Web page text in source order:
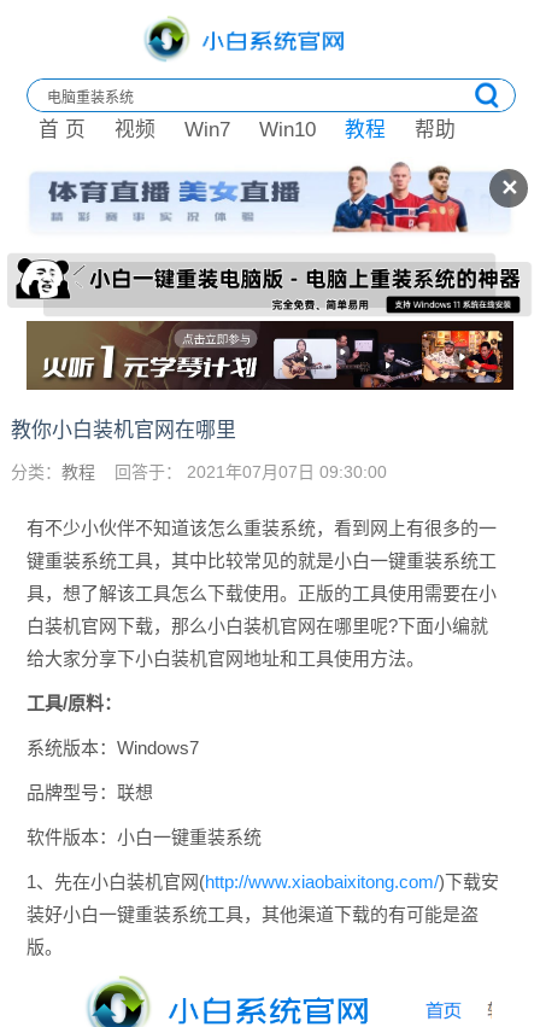
✕
首 页 视频 Win7 Win10 教程 帮助
教你小白装机官网在哪里
分类： 教程 回答于： 2021年07月07日 09:30:00
有不少小伙伴不知道该怎么重装系统，看到网上有很多的一
键重装系统工具，其中比较常见的就是小白一键重装系统工
具，想了解该工具怎么下载使用。正版的工具使用需要在小
白装机官网下载，那么小白装机官网在哪里呢?下面小编就
给大家分享下小白装机官网地址和工具使用方法。
工具/原料：
系统版本：Windows7
品牌型号：联想
软件版本：小白一键重装系统
1、先在小白装机官网(http://www.xiaobaixitong.com/)下载安
装好小白一键重装系统工具，其他渠道下载的有可能是盗
版。